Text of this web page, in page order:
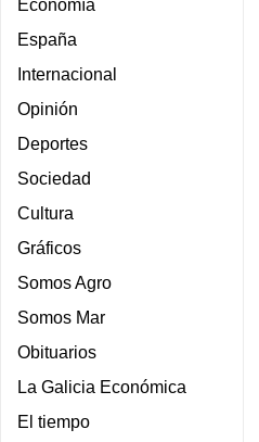
Economía
España
Internacional
Opinión
Deportes
Sociedad
Cultura
Gráficos
Somos Agro
Somos Mar
Obituarios
La Galicia Económica
El tiempo